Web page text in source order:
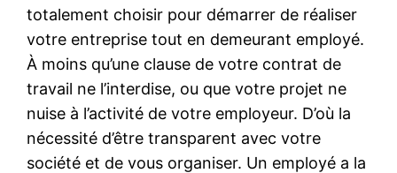
totalement choisir pour démarrer de réaliser
votre entreprise tout en demeurant employé.
À moins qu’une clause de votre contrat de
travail ne l’interdise, ou que votre projet ne
nuise à l’activité de votre employeur. D’où la
nécessité d’être transparent avec votre
société et de vous organiser. Un employé a la